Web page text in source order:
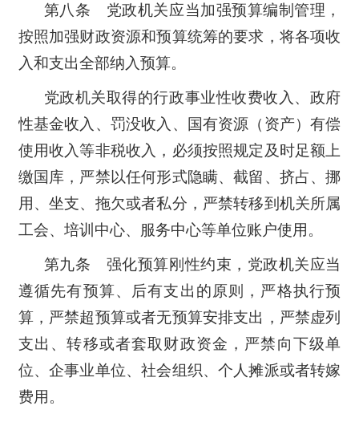
第八条 党政机关应当加强预算编制管理，
按照加强财政资源和预算统筹的要求，将各项收
入和支出全部纳入预算。
党政机关取得的行政事业性收费收入、政府
性基金收入、罚没收入、国有资源（资产）有偿
使用收入等非税收入，必须按照规定及时足额上
缴国库，严禁以任何形式隐瞒、截留、挤占、挪
用、坐支、拖欠或者私分，严禁转移到机关所属
工会、培训中心、服务中心等单位账户使用。
第九条 强化预算刚性约束，党政机关应当
遵循先有预算、后有支出的原则，严格执行预
算，严禁超预算或者无预算安排支出，严禁虚列
支出、转移或者套取财政资金，严禁向下级单
位、企事业单位、社会组织、个人摊派或者转嫁
费用。